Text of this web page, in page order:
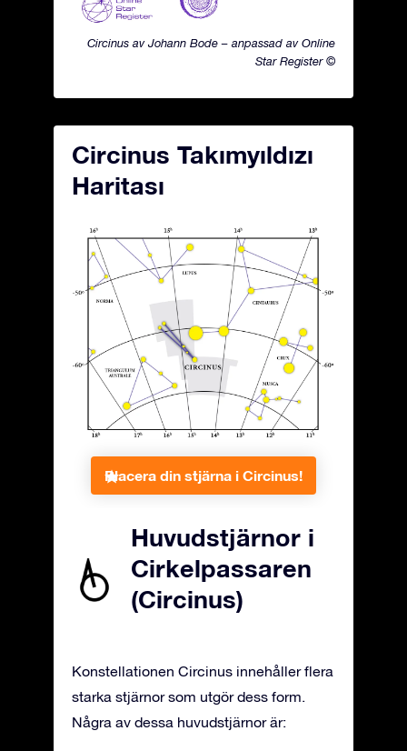
Circinus av Johann Bode – anpassad av Online
Star Register ©
Circinus Takımyıldızı
Haritası
Placera din stjärna i Circinus!
Huvudstjärnor i
Cirkelpassaren
(Circinus)
Konstellationen Circinus innehåller flera
starka stjärnor som utgör dess form.
Några av dessa huvudstjärnor är: